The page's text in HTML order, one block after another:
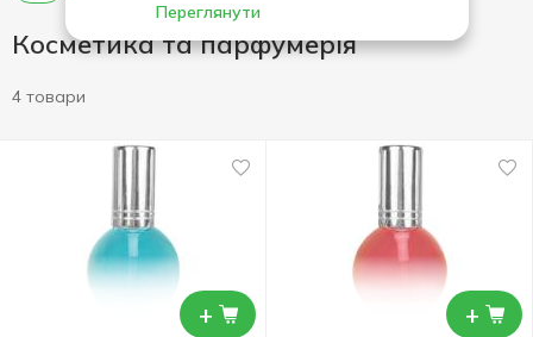
Переглянути
Косметика та парфумерія
4 товари
+ +